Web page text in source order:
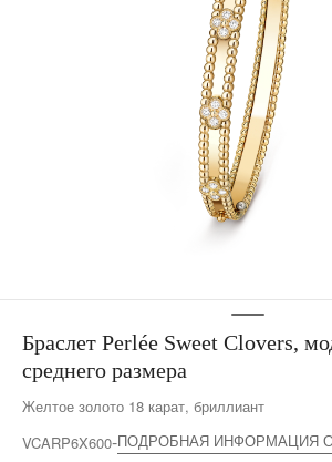
Браслет Perlée Sweet Clovers,
среднего размера
Желтое золото 18 карат, бриллиант
VCARP6X600 ПОДРОБНАЯ ИНФОРМАЦИЯ